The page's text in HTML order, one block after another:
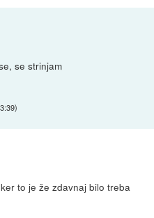
se strinjam
)
to je že zdavnaj bilo treba